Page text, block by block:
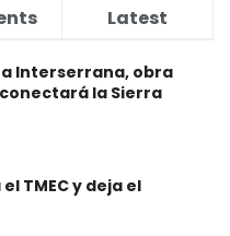
Latest
Interserrana, obra
la Sierra
TMEC y deja el